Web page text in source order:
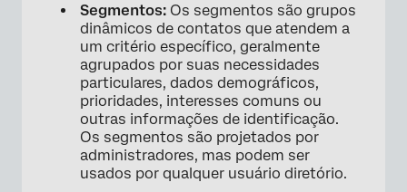
Segmentos: Os segmentos são grupos
dinâmicos de contatos que atendem a
um critério específico, geralmente
agrupados por suas necessidades
particulares, dados demográficos,
prioridades, interesses comuns ou
outras informações de identificação.
Os segmentos são projetados por
administradores, mas podem ser
usados por qualquer usuário diretório.